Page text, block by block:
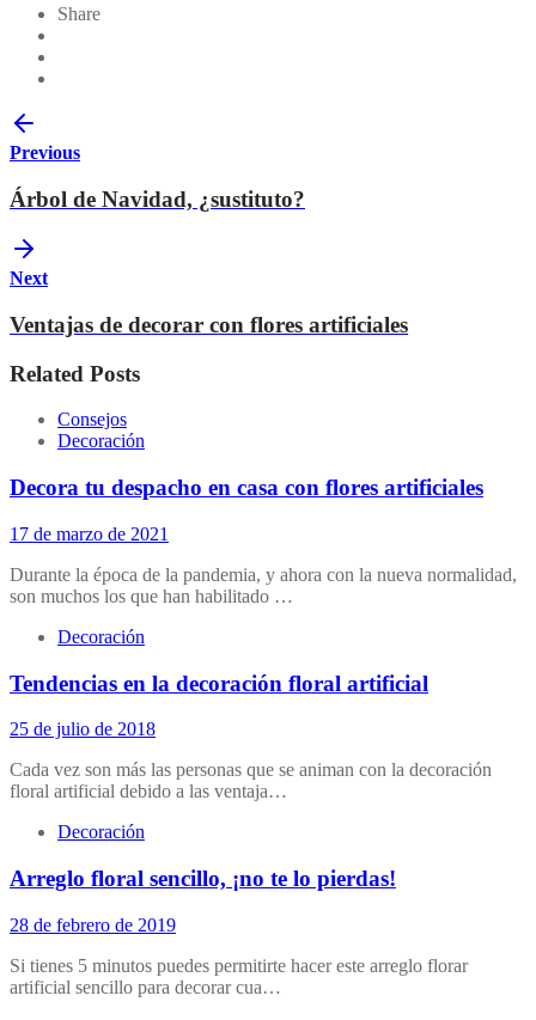
Share
Previous
Árbol de Navidad, ¿sustituto?
Next
Ventajas de decorar con flores artificiales
Related Posts
Consejos
Decoración
Decora tu despacho en casa con flores artificiales
17 de marzo de 2021
Durante la época de la pandemia, y ahora con la nueva normalidad,
son muchos los que han habilitado …
Decoración
Tendencias en la decoración floral artificial
25 de julio de 2018
Cada vez son más las personas que se animan con la decoración
floral artificial debido a las ventaja…
Decoración
Arreglo floral sencillo, ¡no te lo pierdas!
28 de febrero de 2019
Si tienes 5 minutos puedes permitirte hacer este arreglo florar
artificial sencillo para decorar cua…